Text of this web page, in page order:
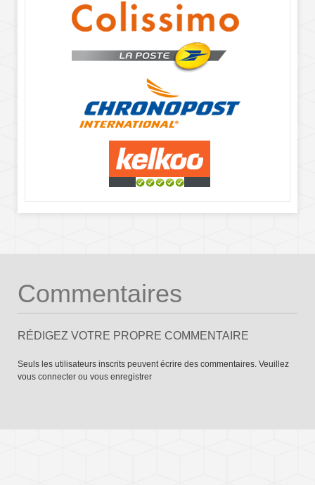
Commentaires
RÉDIGEZ VOTRE PROPRE COMMENTAIRE
Seuls les utilisateurs inscrits peuvent écrire des commentaires. Veuillez
vous connecter ou vous enregistrer